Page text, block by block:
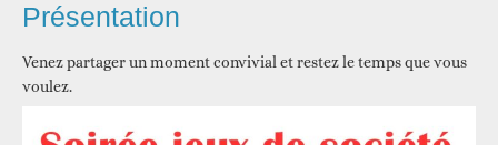
Présentation
Venez partager un moment convivial et restez le temps que vous
voulez.